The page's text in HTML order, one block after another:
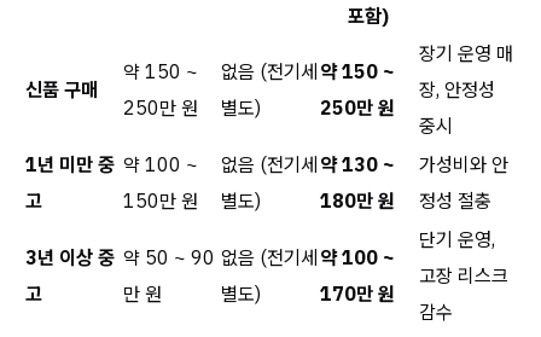
포함)
신품 구매
약 150 ~
250만 원
없음 (전기세
별도)
약 150 ~
250만 원
장기 운영 매
장, 안정성
중시
1년 미만 중
고
약 100 ~
150만 원
없음 (전기세
별도)
약 130 ~
180만 원
가성비와 안
정성 절충
3년 이상 중
고
약 50 ~ 90
만 원
없음 (전기세
별도)
약 100 ~
170만 원
단기 운영,
고장 리스크
감수